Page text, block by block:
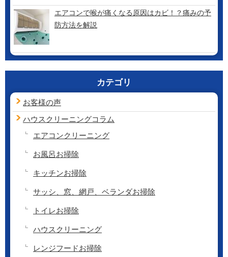
エアコンで喉が痛くなる原因はカビ！？痛みの予
防方法を解説
カテゴリ
お客様の声
ハウスクリーニングコラム
エアコンクリーニング
お風呂お掃除
キッチンお掃除
サッシ、窓、網戸、ベランダお掃除
トイレお掃除
ハウスクリーニング
レンジフードお掃除